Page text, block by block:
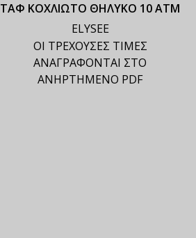
ΤΑΦ ΚΟΧΛΙΩΤΟ ΘΗΛΥΚΟ 10 ΑΤΜ
ELYSEE
ΟΙ ΤΡΕΧΟΥΣΕΣ ΤΙΜΕΣ
ΑΝΑΓΡΑΦΟΝΤΑΙ ΣΤΟ
ΑΝΗΡΤΗΜΕΝΟ PDF